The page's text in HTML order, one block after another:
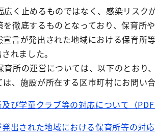
く止めるものではなく、感染リスク
徹底するものとなっており、保育所
言が発出された地域における保育所
れました。
所の運営については、以下のとおり
、施設が所在する区市町村にお問い
び学童クラブ等の対応について（PDF
出された地域における保育所等の対